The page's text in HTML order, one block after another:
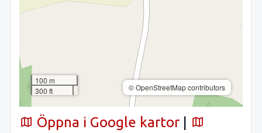
100 m
300 ft
© OpenStreetMap contributors
Öppna i Google kartor